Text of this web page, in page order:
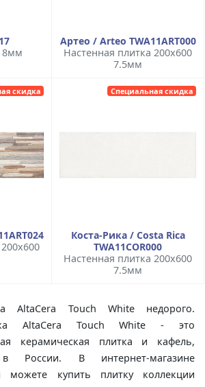
8мм
Артео / Arteo TWA11ART000
Настенная плитка 200x600
7.5мм
скидка Специальная скидка
Коста-Рика / Costa Rica
TWA11COR000
Настенная плитка 200x600
7.5мм
AltaCera Touch White недорого.
AltaCera Touch White - это
керамическая плитка и кафель,
в России. В интернет-магазине
можете купить плитку коллекции